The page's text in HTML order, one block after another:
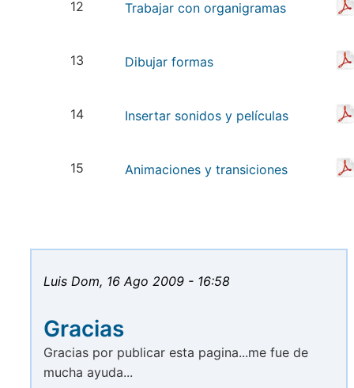
12 Trabajar con organigramas
13 Dibujar formas
14 Insertar sonidos y películas
15 Animaciones y transiciones
Luis Dom, 16 Ago 2009 - 16:58
Gracias
Gracias por publicar esta pagina...me fue de
mucha ayuda...